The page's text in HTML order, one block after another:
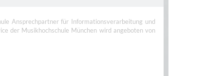
Ansprechpartner für Informationsverarbeitung und
der Musikhochschule München wird angeboten von